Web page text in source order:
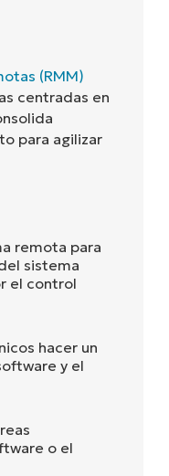
(RMM)
centradas en
para agilizar
remota para
sistema
el control
hacer un
y el
o el